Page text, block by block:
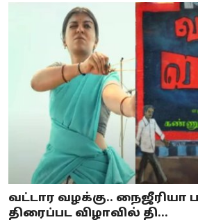
வட்டார வழக்கு.. நைஜீரியா
திரைப்பட விழாவில் தி...